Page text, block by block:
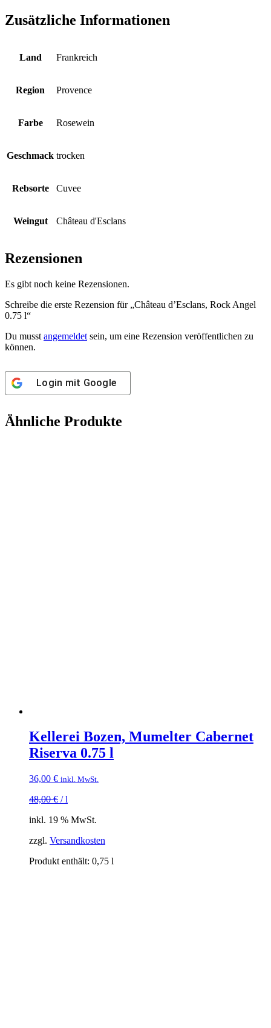
Zusätzliche Informationen
Land Frankreich
Region Provence
Farbe Rosewein
Geschmack trocken
Rebsorte Cuvee
Weingut Château d'Esclans
Rezensionen
Es gibt noch keine Rezensionen.
Schreibe die erste Rezension für „Château d’Esclans, Rock Angel
0.75 l“
Du musst angemeldet sein, um eine Rezension veröffentlichen zu
können.
Login mit Google
Ähnliche Produkte
Kellerei Bozen, Mumelter Cabernet
Riserva 0.75 l
36,00 € inkl. MwSt.
48,00€ /l
inkl. 19 % MwSt.
zzgl. Versandkosten
Produkt enthält: 0,75 l